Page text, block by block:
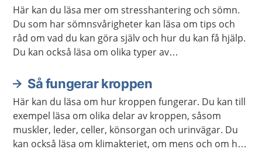
Här kan du läsa mer om stresshantering och sömn.
Du som har sömnsvårigheter kan läsa om tips och
råd om vad du kan göra själv och hur du kan få hjälp.
Du kan också läsa om olika typer av
avslappningsövningar.
Så fungerar kroppen
Här kan du läsa om hur kroppen fungerar. Du kan till
exempel läsa om olika delar av kroppen, såsom
muskler, leder, celler, könsorgan och urinvägar. Du
kan också läsa om klimakteriet, om mens och om hur